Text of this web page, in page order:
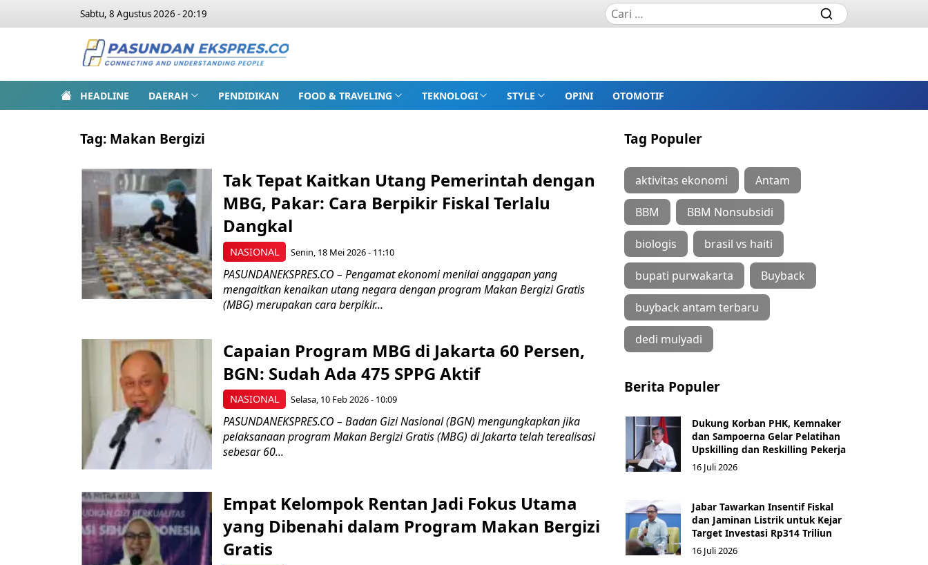
Sabtu, 8 Agustus 2026 - 20:19
HEADLINE DAERAH PENDIDIKAN FOOD & TRAVELING TEKNOLOGI STYLE OPINI OTOMOTIF
Tag: Makan Bergizi
NASIONAL
Tak Tepat Kaitkan Utang Pemerintah dengan
MBG, Pakar: Cara Berpikir Fiskal Terlalu
Dangkal
Senin, 18 Mei 2026 - 11:10
PASUNDANEKSPRES.CO – Pengamat ekonomi menilai anggapan yang
mengaitkan kenaikan utang negara dengan program Makan Bergizi Gratis
(MBG) merupakan cara berpikir...
NASIONAL
Capaian Program MBG di Jakarta 60 Persen,
BGN: Sudah Ada 475 SPPG Aktif
Selasa, 10 Feb 2026 - 10:09
PASUNDANEKSPRES.CO – Badan Gizi Nasional (BGN) mengungkapkan jika
pelaksanaan program Makan Bergizi Gratis (MBG) di Jakarta telah terealisasi
sebesar 60...
Empat Kelompok Rentan Jadi Fokus Utama
yang Dibenahi dalam Program Makan Bergizi
Gratis
Tag Populer
aktivitas ekonomi Antam
BBM BBM Nonsubsidi
biologis brasil vs haiti
bupati purwakarta Buyback
buyback antam terbaru
dedi mulyadi
Berita Populer
Dukung Korban PHK, Kemnaker
dan Sampoerna Gelar Pelatihan
Upskilling dan Reskilling Pekerja
16 Juli 2026
Jabar Tawarkan Insentif Fiskal
dan Jaminan Listrik untuk Kejar
Target Investasi Rp314 Triliun
16 Juli 2026